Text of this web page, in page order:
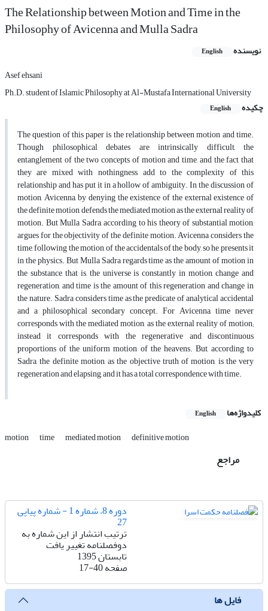
The Relationship between Motion and Time in the
Philosophy of Avicenna and Mulla Sadra
نویسنده English
Asef ehsani
Ph.D. student of Islamic Philosophy at Al-Mustafa International University
چکیده
English
The question of this paper is the relationship between motion and time.
Though philosophical debates are intrinsically difficult, the
entanglement of the two concepts of motion and time, and the fact that
they are mixed with nothingness, add to the complexity of this
relationship and has put it in a hollow of ambiguity. In the discussion of
motion, Avicenna, by denying the existence of the external existence of
the definite motion, defends the mediated motion as the external reality of
motion. But Mulla Sadra, according to his theory of substantial motion,
argues for the objectivity of the definite motion. Avicenna considers the
time, following the motion, of the accidentals of the body, so he presents it
in the physics. But Mulla Sadra regards time as the amount of motion in
the substance, that is, the universe is constantly in motion, change and
regeneration, and time is the amount of this regeneration and change in
the nature. Sadra considers time as the predicate of analytical accidental
and a philosophical secondary concept. For Avicenna, time never
corresponds with the mediated motion, as the external reality of motion;
instead it corresponds with the regenerative and discontinuous
proportions of the uniform motion of the heavens. But, according to
Sadra, the definite motion, as the objective truth of motion, is the very
regeneration and elapsing, and it has a total correspondence with time.
کلیدواژه‌ها English
motion time mediated motion definitive motion
مراجع
دوره 8، شماره 1 - شماره پیاپی
27
ترتیب انتشار از این شماره به
دوفصلنامه تغییر یافت
تابستان 1395
صفحه17-40
فایل ها